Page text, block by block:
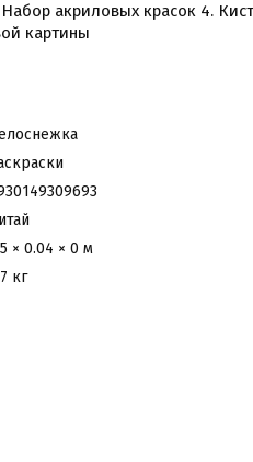
акриловых красок 4.
картины
× 0.04 × 0 м
кг